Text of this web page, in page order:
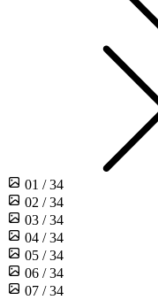
01 / 34
02 / 34
03 / 34
04 / 34
05 / 34
06 / 34
07 / 34